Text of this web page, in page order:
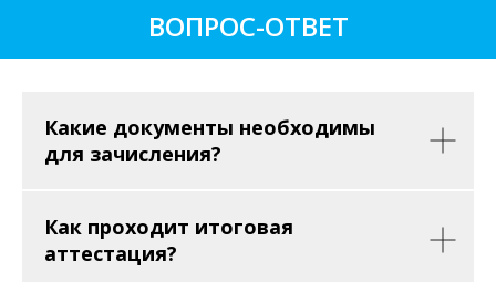
ВОПРОС-ОТВЕТ
Какие документы необходимы
для зачисления?
Как проходит итоговая
аттестация?